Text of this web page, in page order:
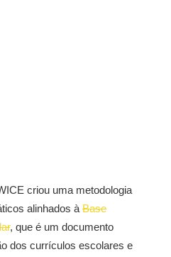
criou uma metodologia
alinhados à Base
, que é um documento
dos currículos escolares e